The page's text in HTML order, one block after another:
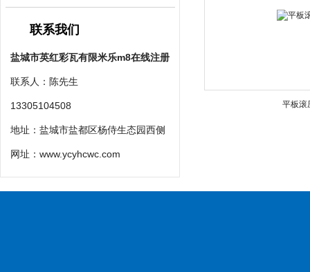
联系我们
盐城市英红彩瓦有限米乐m8在线注册
联系人：陈先生
13305104508
地址：盐城市盐都区杨侍生态园西侧
网址： www.ycyhcwc.com
平板滚